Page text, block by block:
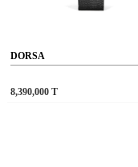
DORSA
8,390,000